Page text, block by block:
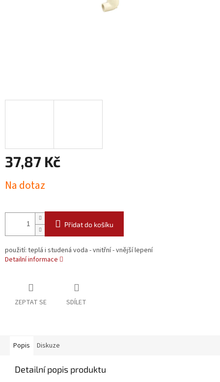
37,87 Kč
cena:
Na dotaz
Přidat do košíku
použití: teplá i studená voda - vnitřní - vnější lepení
Detailní informace
ZEPTAT SE SDÍLET
Popis Diskuze
Detailní popis produktu